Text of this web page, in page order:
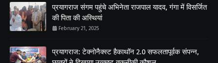
प्रयागराज संगम पहुंचे अभिनेता राजपाल यादव, गंगा में विसर्जित
की पिता की अस्थियां
February 21, 2025
प्रयागराज: टेक्नोनैक्स्ट हैकाथॉन 2.0 सफलतापूर्वक संपन्न,